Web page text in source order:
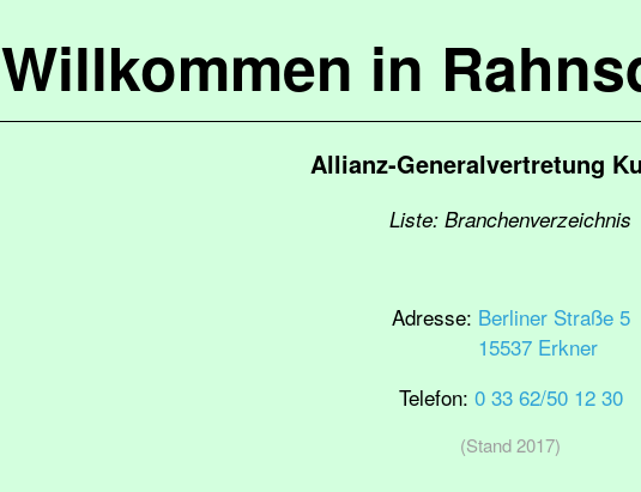
Willkommen in
Allianz-Generalvertretung
Liste: Branchenverzeichnis
Adresse: Berliner Straße 5
15537 Erkner
Telefon: 0 33 62/50 12 30
(Stand 2017)